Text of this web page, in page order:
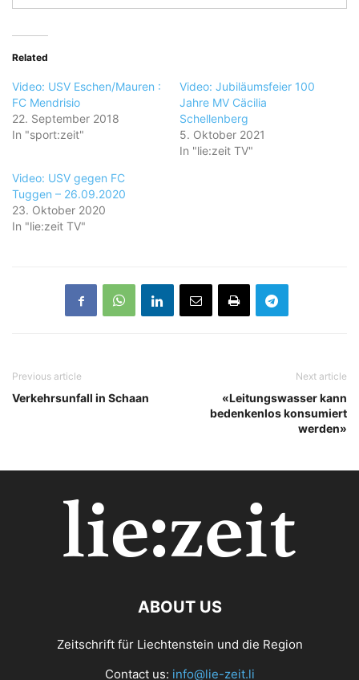
Related
Video: USV Eschen/Mauren :
FC Mendrisio
22. September 2018
In "sport:zeit"
Video: Jubiläumsfeier 100
Jahre MV Cäcilia
Schellenberg
5. Oktober 2021
In "lie:zeit TV"
Video: USV gegen FC
Tuggen – 26.09.2020
23. Oktober 2020
In "lie:zeit TV"
Previous article
Verkehrsunfall in Schaan
Next article
«Leitungswasser kann
bedenkenlos konsumiert
werden»
ABOUT US
Zeitschrift für Liechtenstein und die Region
Contact us: info@lie-zeit.li